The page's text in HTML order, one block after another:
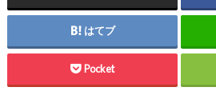
はてブ
Pocket